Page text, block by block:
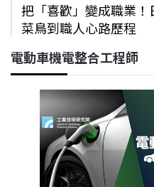
把「喜歡」變成職業
菜鳥到職人心路歷程
電動車機電整合工程師